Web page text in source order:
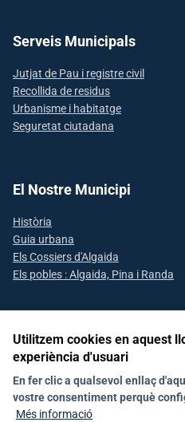
Serveis Municipals
Jutjat de Pau i registre civil
Recollida de residus
Urbanisme i habitatge
Seguretat ciutadana
El Nostre Municipi
Història
Guia urbana
Els Cossiers d'Algaida
Els pobles : Algaida, Pina i Randa
Segueix-nos a les xarxes
Declaració d'accesibilitat
Utilitzem cookies en aquest
experiència d'usuari
En fer clic a qualsevol enllaç
vostre consentiment perquè
Més informació